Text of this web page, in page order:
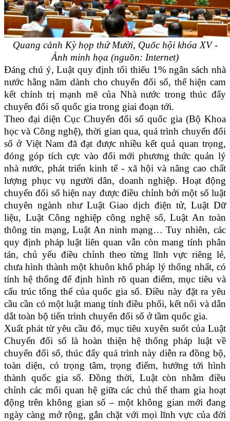
Quang cảnh Kỳ họp thứ Mười, Quốc hội khóa XV -
Ảnh minh họa (nguồn: Internet)
Đáng chú ý, Luật quy định tối thiểu 1% ngân sách nhà
nước hằng năm dành cho chuyển đổi số, thể hiện cam
kết chính trị mạnh mẽ của Nhà nước trong thúc đẩy
chuyển đổi số quốc gia trong giai đoạn tới.
Theo đại diện Cục Chuyển đổi số quốc gia (Bộ Khoa
học và Công nghệ), thời gian qua, quá trình chuyển đổi
số ở Việt Nam đã đạt được nhiều kết quả quan trọng,
đóng góp tích cực vào đổi mới phương thức quản lý
nhà nước, phát triển kinh tế - xã hội và nâng cao chất
lượng phục vụ người dân, doanh nghiệp. Hoạt động
chuyển đổi số hiện nay được điều chỉnh bởi một số luật
chuyên ngành như Luật Giao dịch điện tử, Luật Dữ
liệu, Luật Công nghiệp công nghệ số, Luật An toàn
thông tin mạng, Luật An ninh mạng… Tuy nhiên, các
quy định pháp luật liên quan vẫn còn mang tính phân
tán, chủ yếu điều chỉnh theo từng lĩnh vực riêng lẻ,
chưa hình thành một khuôn khổ pháp lý thống nhất, có
tính hệ thống để định hình rõ quan điểm, mục tiêu và
cấu trúc tổng thể của quốc gia số. Điều này đặt ra yêu
cầu cần có một luật mang tính điều phối, kết nối và dẫn
dắt toàn bộ tiến trình chuyển đổi số ở tầm quốc gia.
Xuất phát từ yêu cầu đó, mục tiêu xuyên suốt của Luật
Chuyển đổi số là hoàn thiện hệ thống pháp luật về
chuyển đổi số, thúc đẩy quá trình này diễn ra đồng bộ,
toàn diện, có trọng tâm, trọng điểm, hướng tới hình
thành quốc gia số. Đồng thời, Luật còn nhằm điều
chỉnh các mối quan hệ giữa các chủ thể tham gia hoạt
động trên không gian số – một không gian mới đang
ngày càng mở rộng, gắn chặt với mọi lĩnh vực của đời